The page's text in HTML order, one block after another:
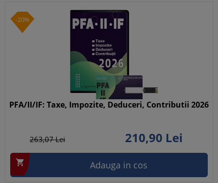
-20%
PFA/II/IF: Taxe, Impozite, Deduceri, Contributii 2026
263,07Lei 210,90 Lei
 Adauga in cos